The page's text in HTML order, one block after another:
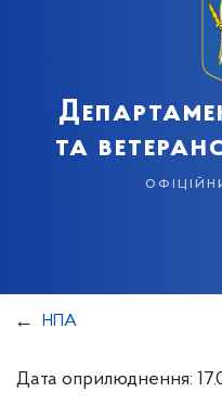
та
НПА
Дата оприлюднення: